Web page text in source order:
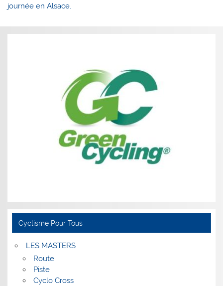
l’article
journée en Alsace.
Cyclisme Pour Tous
LES MASTERS
Route
Piste
Cyclo Cross